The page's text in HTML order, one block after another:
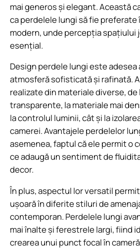
mai generos și elegant. Această
ca perdelele lungi să fie
modern, unde percepția spațiului
esențial.
Design perdele lungi este adesea
atmosferă sofisticată și rafinată.
realizate din materiale diverse,
transparente, la materiale mai
la controlul luminii, cât și la
camerei. Avantajele perdelelor
asemenea, faptul că ele permit o
ce adaugă un sentiment de
decor.
În plus, aspectul lor versatil
ușoară în diferite stiluri de
contemporan. Perdelele lungi
mai înalte și ferestrele largi, fiind
crearea unui punct focal în